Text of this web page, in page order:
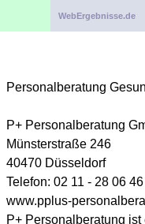
WebErgebnisse.de
Personalberatung
P+ Personalberatung
Münsterstraße 246
40470 Düsseldorf
Telefon: 02 11 - 28 06
www.pplus-
P+ Personalberatung